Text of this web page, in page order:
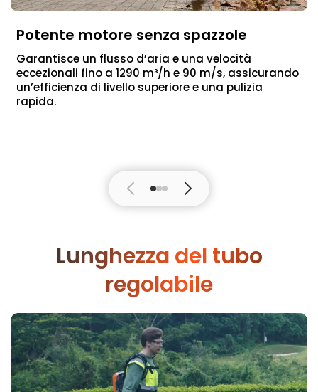
Potente motore senza spazzole
Garantisce un flusso d’aria e una velocità
eccezionali fino a 1290 m³/h e 90 m/s, assicurando
un’efficienza di livello superiore e una pulizia
rapida.
Lunghezza del tubo
regolabile